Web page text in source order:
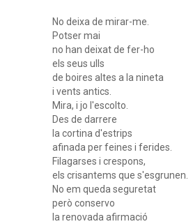
No deixa de mirar-me.
Potser mai
no han deixat de fer-ho
els seus ulls
de boires altes a la nineta
i vents antics.
Mira, i jo l'escolto.
Des de darrere
la cortina d'estrips
afinada per feines i ferides.
Filagarses i crespons,
els crisantems que s'esgrunen.
No em queda seguretat
però conservo
la renovada afirmació